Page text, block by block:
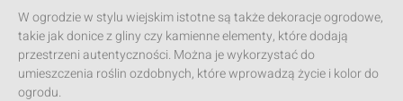
W ogrodzie w stylu wiejskim istotne są także dekoracje ogrodowe,
takie jak donice z gliny czy kamienne elementy, które dodają
przestrzeni autentyczności. Można je wykorzystać do
umieszczenia roślin ozdobnych, które wprowadzą życie i kolor do
ogrodu.